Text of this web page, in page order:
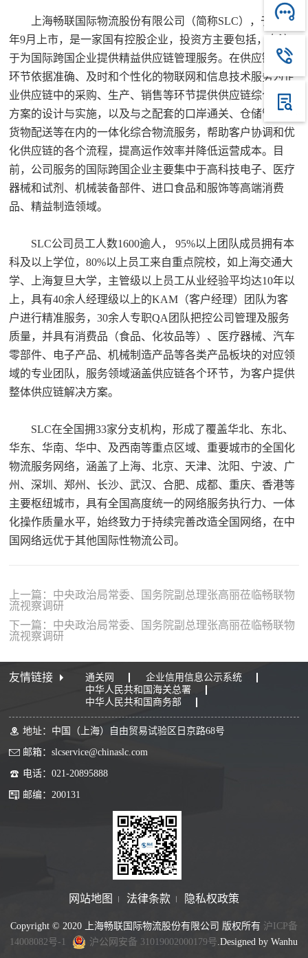
上海畅联国际物流股份有限公司（简称SLC），于2017
年9月上市，是一家国有控股企业，投资方主要包括，专注
于为国际跨国企业提供精益供应链管理服务。在供应链中各
环节依据准确、及时和个性化的物联网和信息技术服务为企
业供应链中的采购、生产、销售等环节提供供应链综合管理
方案的设计与实施，以及与之配套的口岸通关、仓储管理、
货物配送等在内的一体化综合物流服务，帮助客户协调和优
化供应链的各个流程，提高运作效率并降低运营成本。目
前，公司服务的国际跨国企业主要集中于高科技电子、医疗
器械和试剂、机械装备部件、进口食品和服饰等高端消费
品、精益制造领域。
SLC公司员工人数1600逾人， 95%以上团队成员拥有本
科及以上学位，80%以上员工来自重点院校，如上海交通大
学、上海复旦大学，主管级以上员工从业经验平均达10年以
上，具有40余人经理级以上的KAM（客户经理）团队为客
户进行精准服务，30余人专职QA团队把控公司管理及服务
质量，并具有消费品（食品、化妆品等）、医疗器械、汽车
零部件、电子产品、机械制造产品等各类产品板块的对应领
域的专业团队，服务领域涵盖供应链各个环节，为客户提供
整体供应链解决方案。
SLC在全国拥33家分支机构，形成了覆盖华北、东北、
华东、华南、华中、及西南等重点区域、重要城市的全国化
物流服务网络，涵盖了上海、北京、天津、沈阳、宁波、广
州、深圳、郑州、长沙、武汉、合肥、成都、重庆、香港等
主要枢纽城市，具有全国高度统一的网络服务执行力、一体
化操作质量水平，始终致力于持续完善改造全国网络，在中
国网络远优于其他国际性物流公司。
上一篇：中央政治局常委、国务院副总理张高丽莅临畅联物
流视察调研
下一篇：中央政治局常委、国务院副总理张高丽莅临畅联物
流视察调研
友情链接 通关网
企业信用信息公示系统
中华人民共和国海关总署
中华人民共和国商务部
地址：中国（上海）自由贸易试验区日京路68号
邮箱：slcservice@chinaslc.com
电话：021-20895888
邮编：200131
网站地图 法律条款 隐私权政策
Copyright © 2020 上海畅联国际物流股份有限公司 版权所有 沪ICP备
14008082号-1
沪公网安备 31019002000179号.Designed by Wanhu